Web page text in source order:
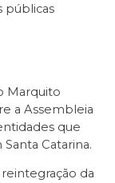
públicas
Marquito
a Assembleia
que
Catarina.
da